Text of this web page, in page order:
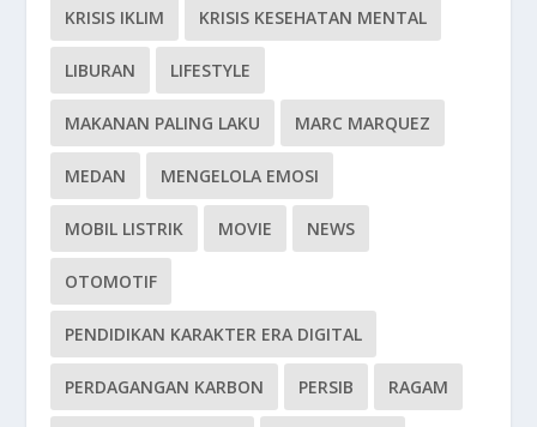
KRISIS IKLIM KRISIS KESEHATAN MENTAL
LIBURAN LIFESTYLE
MAKANAN PALING LAKU MARC MARQUEZ
MEDAN MENGELOLA EMOSI
MOBIL LISTRIK MOVIE NEWS
OTOMOTIF
PENDIDIKAN KARAKTER ERA DIGITAL
PERDAGANGAN KARBON PERSIB RAGAM